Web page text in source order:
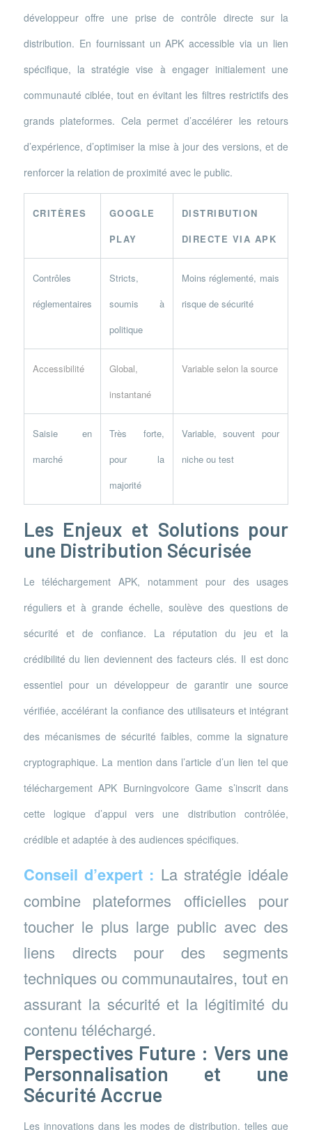
développeur offre une prise de contrôle directe sur la
distribution. En fournissant un APK accessible via un lien
spécifique, la stratégie vise à engager initialement une
communauté ciblée, tout en évitant les filtres restrictifs des
grands plateformes. Cela permet d’accélérer les retours
d’expérience, d’optimiser la mise à jour des versions, et de
renforcer la relation de proximité avec le public.
CRITÈRES
GOOGLE
PLAY
DISTRIBUTION
DIRECTE VIA APK
Contrôles
réglementaires
Stricts,
soumis à
politique
Moins réglementé, mais
risque de sécurité
Accessibilité
Global,
instantané
Variable selon la source
Saisie en
marché
Très forte,
pour la
majorité
Variable, souvent pour
niche ou test
Les Enjeux et Solutions pour
une Distribution Sécurisée
Le téléchargement APK, notamment pour des usages
réguliers et à grande échelle, soulève des questions de
sécurité et de confiance. La réputation du jeu et la
crédibilité du lien deviennent des facteurs clés. Il est donc
essentiel pour un développeur de garantir une source
vérifiée, accélérant la confiance des utilisateurs et intégrant
des mécanismes de sécurité faibles, comme la signature
cryptographique. La mention dans l’article d’un lien tel que
téléchargement APK Burningvolcore Game s’inscrit dans
cette logique d’appui vers une distribution contrôlée,
crédible et adaptée à des audiences spécifiques.
Conseil d’expert : La stratégie idéale
combine plateformes officielles pour
toucher le plus large public avec des
liens directs pour des segments
techniques ou communautaires, tout en
assurant la sécurité et la légitimité du
contenu téléchargé.
Perspectives Future : Vers une
Personnalisation et une
Sécurité Accrue
Les innovations dans les modes de distribution, telles que